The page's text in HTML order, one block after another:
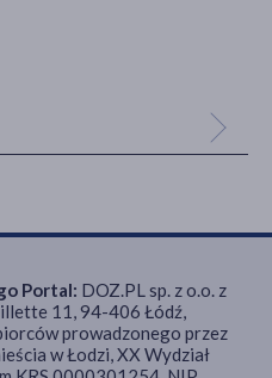
Portal: DOZ.PL sp. z o.o. z
11, 94-406 Łódź,
prowadzonego przez
w Łodzi, XX Wydział